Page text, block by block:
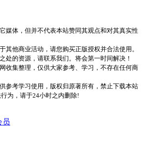
媒体，但并不代表本站赞同其观点和对其真实性
其他商业活动，请您购买正版授权并合法使用。
处的资源，请联系我们。将会第一时间解决！
收集整理，仅供大家参考、学习，不存在任何商
参考学习使用，版权归原著所有，禁止下载本站
为，请于24小时之内删除!
员